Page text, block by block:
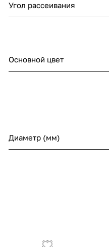
Угол рассеивания
Основной цвет
Диаметр (мм)